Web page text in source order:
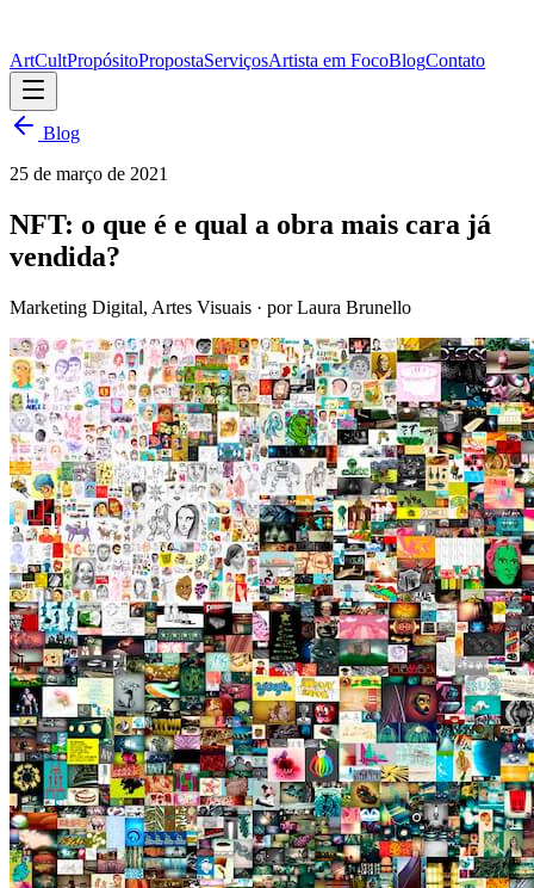
ArtCultPropósitoPropostaServiçosArtista em FocoBlogContato
Blog
25 de março de 2021
NFT: o que é e qual a obra mais cara já
vendida?
Marketing Digital, Artes Visuais · por Laura Brunello